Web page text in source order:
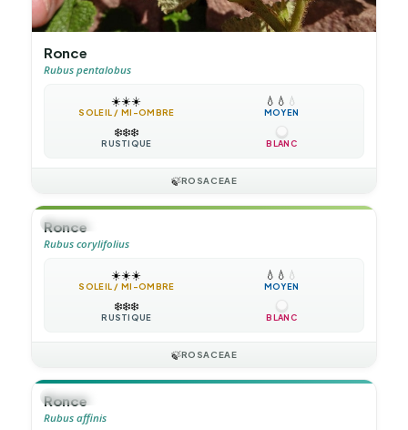
Ronce
Rubus pentalobus
☀️☀️☀️
SOLEIL / MI-OMBRE
💧 💧 💧
MOYEN
❄️❄️❄️
RUSTIQUE BLANC
🍃ROSACEAE
🌲ARBUSTE
Ronce
Rubus corylifolius
☀️☀️☀️
SOLEIL / MI-OMBRE
💧 💧 💧
MOYEN
❄️❄️❄️
RUSTIQUE BLANC
🍃ROSACEAE
🪴VIVACE
Ronce
Rubus affinis